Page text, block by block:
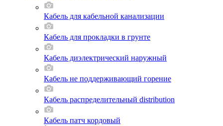
Кабель для кабельной канализации
Кабель для прокладки в грунте
Кабель диэлектрический наружный
Кабель не поддерживающий горение
Кабель распределительный distribution
Кабель патч кордовый